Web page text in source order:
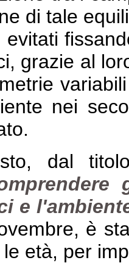
di tale
grazie al
nei
dal
e
è
età, per